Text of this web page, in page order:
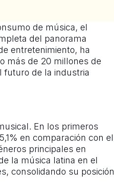
de música, el
del panorama
entretenimiento, ha
más de 20 millones de
futuro de la industria
En los primeros
en comparación con el
principales en
la música latina en el
consolidando su posición